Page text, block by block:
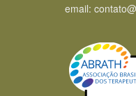
email: